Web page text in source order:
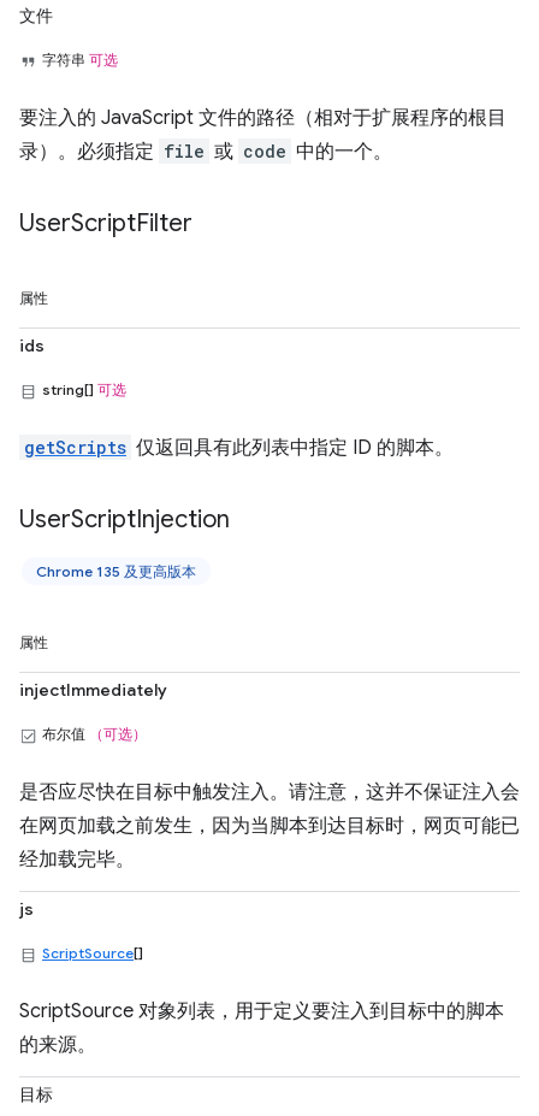
文件
字符串 可选
要注入的 JavaScript 文件的路径（相对于扩展程序的根目
录）。必须指定 file 或 code 中的一个。
UserScriptFilter
属性
ids
string[] 可选
getScripts 仅返回具有此列表中指定 ID 的脚本。
UserScriptInjection
Chrome 135 及更高版本
属性
injectImmediately
布尔值 （可选）
是否应尽快在目标中触发注入。请注意，这并不保证注入会
在网页加载之前发生，因为当脚本到达目标时，网页可能已
经加载完毕。
js
ScriptSource[]
ScriptSource 对象列表，用于定义要注入到目标中的脚本
的来源。
目标